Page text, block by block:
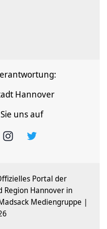
Hannover
uns auf
Portal der
Region Hannover in
Mediengruppe |